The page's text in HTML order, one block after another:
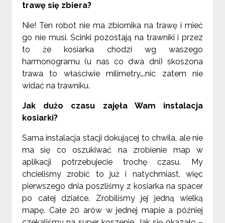
trawę się zbiera?
Nie! Ten robot nie ma zbiornika na trawę i mieć
go nie musi. Ścinki pozostają na trawniki i przez
to że kosiarka chodzi wg waszego
harmonogramu (u nas co dwa dni) skoszona
trawa to właściwie milimetry….nic zatem nie
widać na trawniku.
Jak dużo czasu zajęła Wam instalacja
kosiarki?
Sama instalacja stacji dokującej to chwila, ale nie
ma się co oszukiwać na zrobienie map w
aplikacji potrzebujecie trochę czasu. My
chcieliśmy zrobić to już i natychmiast, więc
pierwszego dnia poszliśmy z kosiarka na spacer
po całej działce. Zrobiliśmy jej jedną wielką
mapę. Całe 20 arów w jednej mapie a później